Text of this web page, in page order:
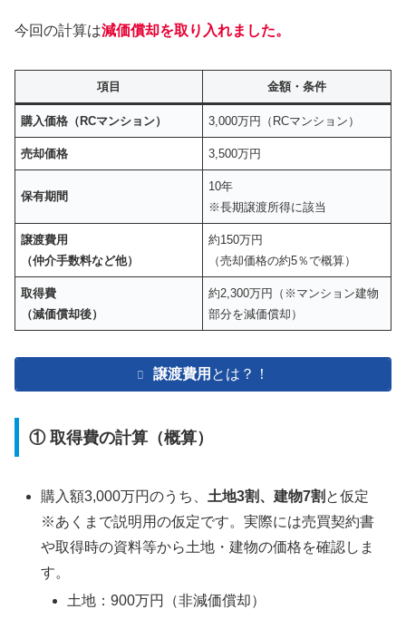
今回の計算は減価償却を取り入れました。
項目 金額・条件
購入価格（RCマンション） 3,000万円（RCマンション）
売却価格 3,500万円
保有期間
10年
※長期譲渡所得に該当
譲渡費用
（仲介手数料など他）
約150万円
（売却価格の約5％で概算）
取得費
（減価償却後）
約2,300万円（※マンション建物
部分を減価償却）
譲渡費用 とは？！
① 取得費の計算（概算）
購入額3,000万円のうち、 土地3割、建物7割 と仮定
※あくまで説明用の仮定です。実際には売買契約書
や取得時の資料等から土地・建物の価格を確認しま
す。
土地：900万円（非減価償却）